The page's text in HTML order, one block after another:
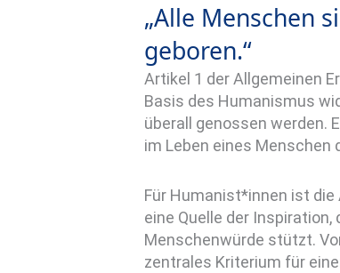
„Alle Menschen
geboren.“
Artikel 1 der Allgemeinen
Basis des Humanismus
überall genossen werden.
im Leben eines Menschen
Für Humanist*innen ist die
eine Quelle der
Menschenwürde stützt.
zentrales Kriterium für